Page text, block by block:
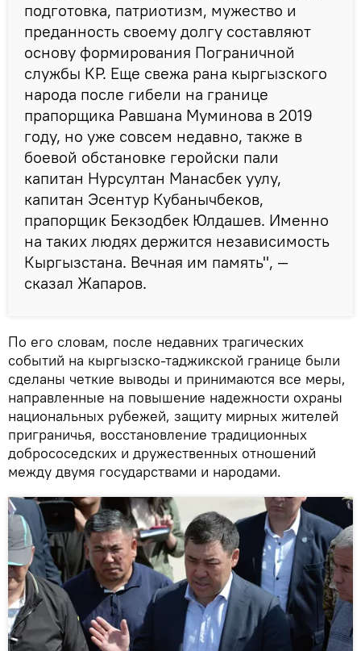
подготовка, патриотизм, мужество и
преданность своему долгу составляют
основу формирования Пограничной
службы КР. Еще свежа рана кыргызского
народа после гибели на границе
прапорщика Равшана Муминова в 2019
году, но уже совсем недавно, также в
боевой обстановке геройски пали
капитан Нурсултан Манасбек уулу,
капитан Эсентур Кубанычбеков,
прапорщик Бекзодбек Юлдашев. Именно
на таких людях держится независимость
Кыргызстана. Вечная им память", —
сказал Жапаров.
По его словам, после недавних трагических
событий на кыргызско-таджикской границе были
сделаны четкие выводы и принимаются все меры,
направленные на повышение надежности охраны
национальных рубежей, защиту мирных жителей
приграничья, восстановление традиционных
добрососедских и дружественных отношений
между двумя государствами и народами.